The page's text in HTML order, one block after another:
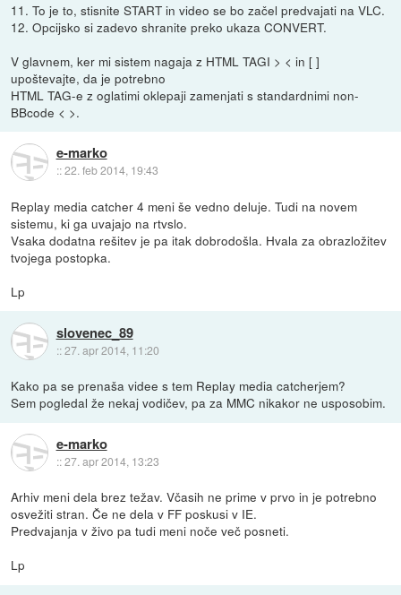
11. To je to, stisnite START in video se bo začel predvajati na VLC.
12. Opcijsko si zadevo shranite preko ukaza CONVERT.
V glavnem, ker mi sistem nagaja z HTML TAGI > < in [ ]
upoštevajte, da je potrebno
HTML TAG-e z oglatimi oklepaji zamenjati s standardnimi non-
BBcode < >.
e-marko
::22. feb 2014, 19:43
Replay media catcher 4 meni še vedno deluje. Tudi na novem
sistemu, ki ga uvajajo na rtvslo.
Vsaka dodatna rešitev je pa itak dobrodošla. Hvala za obrazložitev
tvojega postopka.
Lp
slovenec_89
::27. apr 2014, 11:20
Kako pa se prenaša videe s tem Replay media catcherjem?
Sem pogledal že nekaj vodičev, pa za MMC nikakor ne usposobim.
e-marko
::27. apr 2014, 13:23
Arhiv meni dela brez težav. Včasih ne prime v prvo in je potrebno
osvežiti stran. Če ne dela v FF poskusi v IE.
Predvajanja v živo pa tudi meni noče več posneti.
Lp